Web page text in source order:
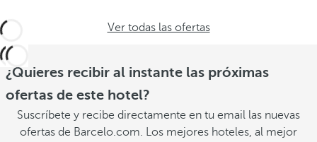
Ver todas las ofertas
¿Quieres recibir al instante las próximas
ofertas de este hotel?
Suscríbete y recibe directamente en tu email las nuevas
ofertas de Barcelo.com. Los mejores hoteles, al mejor